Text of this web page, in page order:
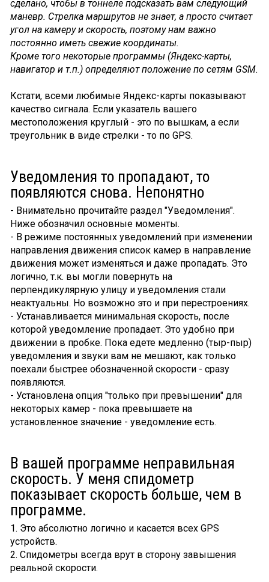
сделано, чтобы в тоннеле подсказать вам следующий
маневр. Стрелка маршрутов не знает, а просто считает
угол на камеру и скорость, поэтому нам важно
постоянно иметь свежие координаты.
Кроме того некоторые программы (Яндекс-карты,
навигатор и т.п.) определяют положение по сетям GSM.
Кстати, всеми любимые Яндекс-карты показывают
качество сигнала. Если указатель вашего
местоположения круглый - это по вышкам, а если
треугольник в виде стрелки - то по GPS.
Уведомления то пропадают, то
появляются снова. Непонятно
- Внимательно прочитайте раздел "Уведомления".
Ниже обозначил основные моменты.
- В режиме постоянных уведомлений при изменении
направления движения список камер в направление
движения может изменяться и даже пропадать. Это
логично, т.к. вы могли повернуть на
перпендикулярную улицу и уведомления стали
неактуальны. Но возможно это и при перестроениях.
- Устанавливается минимальная скорость, после
которой уведомление пропадает. Это удобно при
движении в пробке. Пока едете медленно (тыр-пыр)
уведомления и звуки вам не мешают, как только
поехали быстрее обозначенной скорости - сразу
появляются.
- Установлена опция "только при превышении" для
некоторых камер - пока превышаете на
установленное значение - уведомление есть.
В вашей программе неправильная
скорость. У меня спидометр
показывает скорость больше, чем в
программе.
1. Это абсолютно логично и касается всех GPS
устройств.
2. Спидометры всегда врут в сторону завышения
реальной скорости.